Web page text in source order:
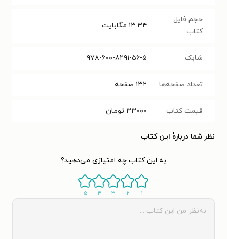
حجم فایل
کتاب
۱۳.۳۴ مگابایت
شابک ۹۷۸-۶۰۰-۸۲۹۱-۵۶-۵
تعداد صفحه‌ها ۱۳۲ صفحه
قیمت کتاب ۳۳۰۰۰ تومان
نظر شما دربارهٔ این کتاب
به این کتاب چه امتیازی می‌دهید؟
۱ ۲ ۳ ۴ ۵